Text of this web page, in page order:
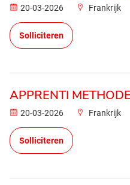
20-03-2026 Frankrijk
Solliciteren
APPRENTI
20-03-2026 Frankrijk
Solliciteren